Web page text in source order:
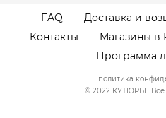
FAQ Доставка и
Контакты
Магазины в
Программа
© 2022 КУТЮРЬЕ
политика